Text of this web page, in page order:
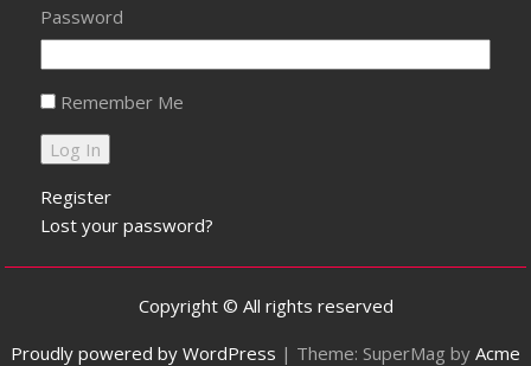
Password
Remember Me
Register
Lost your password?
Copyright © All rights reserved
Proudly powered by WordPress | Theme: SuperMag by Acme